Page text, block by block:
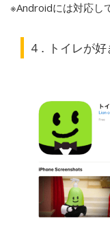
※Androidには対応し
4．トイレが好